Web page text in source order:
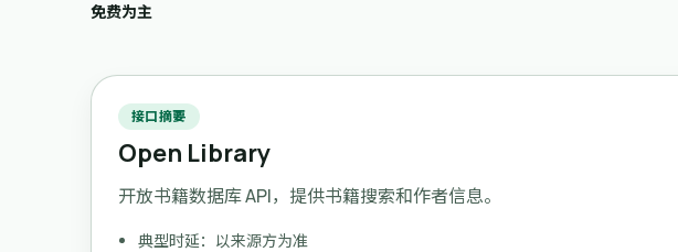
免费为主
接口摘要
Open Library
开放书籍数据库 API，提供书籍搜索和作者信息。
典型时延：以来源方为准